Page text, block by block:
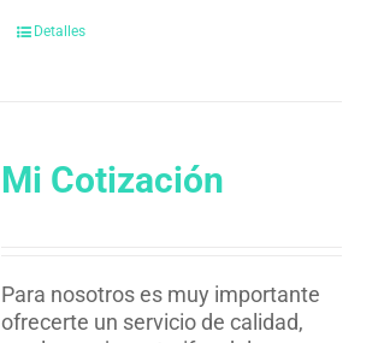
Detalles
Mi Cotización
Para nosotros es muy importante
ofrecerte un servicio de calidad,